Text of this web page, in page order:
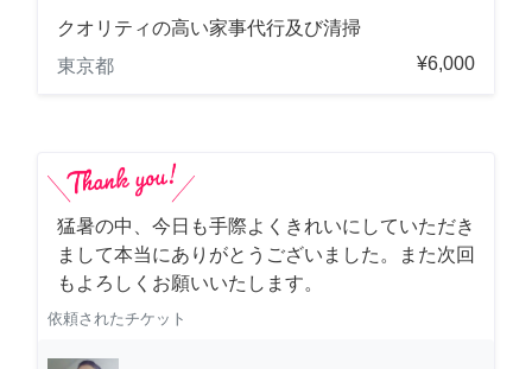
クオリティの高い家事代行及び清掃
東京都
¥6,000
猛暑の中、今日も手際よくきれいにしていただき
まして本当にありがとうございました。また次回
もよろしくお願いいたします。
依頼されたチケット